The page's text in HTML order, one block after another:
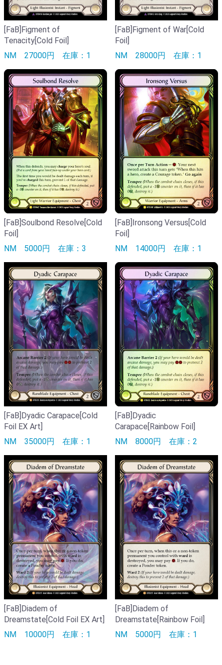
[FaB]Figment of
Tenacity[Cold Foil]
NM 27000円 在庫：1
[FaB]Figment of War[Cold
Foil]
NM 28000円 在庫：1
[FaB]Soulbond Resolve[Cold
Foil]
NM 5000円 在庫：3
[FaB]Ironsong Versus[Cold
Foil]
NM 14000円 在庫：1
[FaB]Dyadic Carapace[Cold
Foil EX Art]
NM 35000円 在庫：1
[FaB]Dyadic
Carapace[Rainbow Foil]
NM 8000円 在庫：2
[FaB]Diadem of
Dreamstate[Cold Foil EX Art]
NM 10000円 在庫：1
[FaB]Diadem of
Dreamstate[Rainbow Foil]
NM 5000円 在庫：1